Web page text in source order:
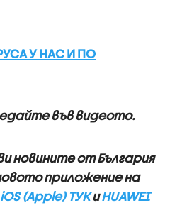
У НАС И ПО
във видеото.
новините от България
приложение на
iOS (Apple) ТУКиHUAWEI